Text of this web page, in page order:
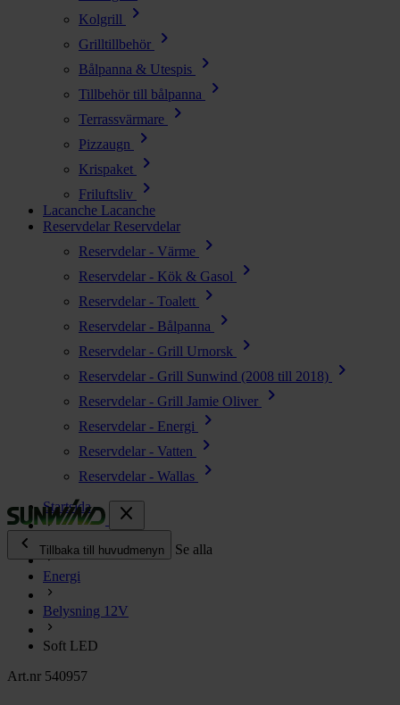
Kolgrill chevron_right
Grilltillbehör chevron_right
Bålpanna & Utespis chevron_right
Tillbehör till bålpanna chevron_right
Terrassvärmare chevron_right
Pizzaugn chevron_right
Krispaket chevron_right
Friluftsliv chevron_right
Lacanche Lacanche
Reservdelar Reservdelar
Reservdelar - Värme
chevron_right
Reservdelar - Kök & Gasol chevron_right
Reservdelar - Toalett chevron_right
Reservdelar - Bålpanna chevron_right
Reservdelar - Grill Urnorsk chevron_right
Reservdelar - Grill Sunwind (2008 till 2018) chevron_right
Reservdelar - Grill Jamie Oliver chevron_right
Reservdelar - Energi chevron_right
Reservdelar - Vatten chevron_right
Reservdelar - Wallas
chevron_right
close
chevron_left
Tillbaka till huvudmenyn Se alla
Energi
Kök & Gasol chevron_right
Värme chevron_right
Vatten chevron_right
Startsida
Energi
Belysning 12V
Soft LED
Art.nr 540957